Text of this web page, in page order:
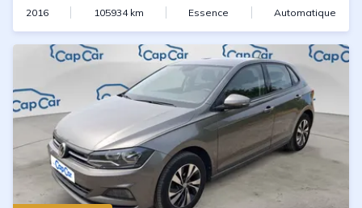
2016 105934km Essence Automatique